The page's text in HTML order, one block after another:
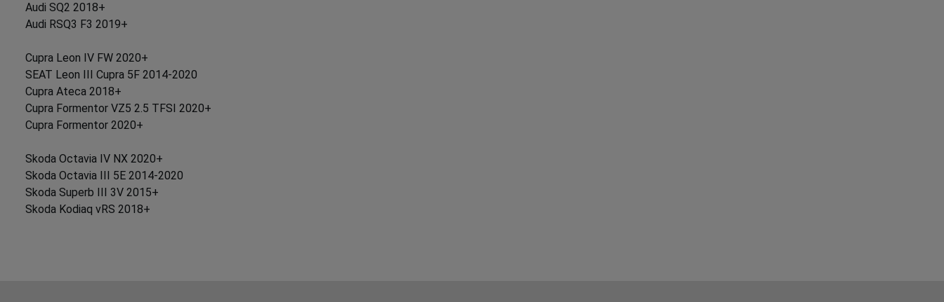
Audi SQ2 2018+
Audi RSQ3 F3 2019+
Cupra Leon IV FW 2020+
SEAT Leon III Cupra 5F 2014-2020
Cupra Ateca 2018+
Cupra Formentor VZ5 2.5 TFSI 2020+
Cupra Formentor 2020+
Skoda Octavia IV NX 2020+
Skoda Octavia III 5E 2014-2020
Skoda Superb III 3V 2015+
Skoda Kodiaq vRS 2018+